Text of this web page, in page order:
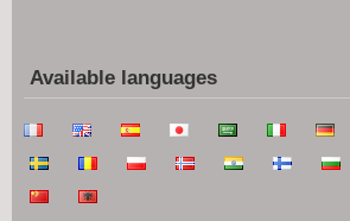
Available languages